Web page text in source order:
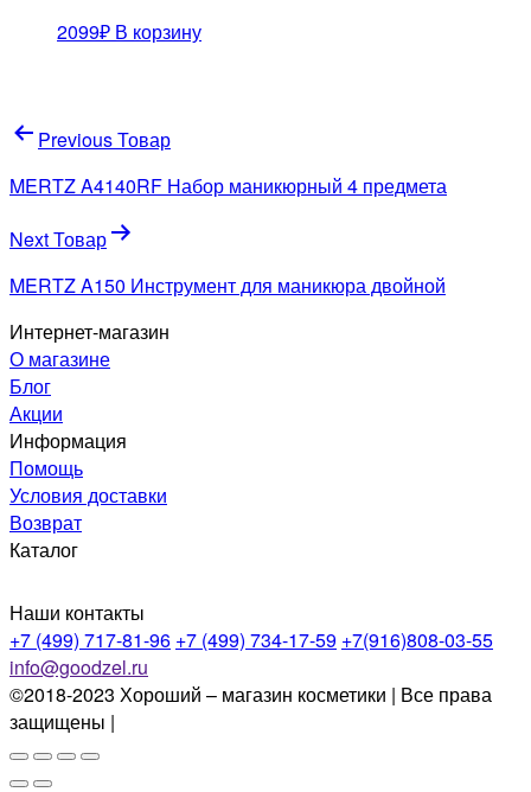
2099₽ В корзину
Навигация
по
записям
Previous Товар
MERTZ A4140RF Набор маникюрный 4 предмета
Next Товар
MERTZ A150 Инструмент для маникюра двойной
Интернет-магазин
О магазине
Блог
Акции
Информация
Помощь
Условия доставки
Возврат
Каталог
Наши контакты
+7 (499) 717-81-96 +7 (499) 734-17-59 +7(916)808-03-55
info@goodzel.ru
©2018-2023 Хороший – магазин косметики | Все права
защищены |